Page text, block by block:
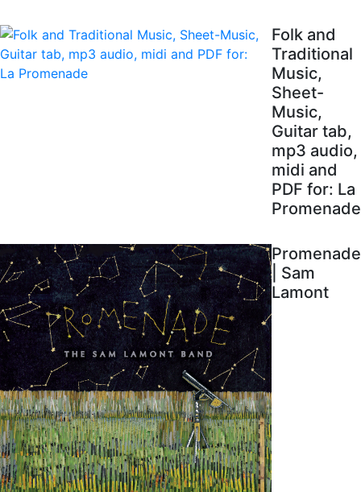
Folk and
Traditional
Music,
Sheet-
Music,
Guitar tab,
mp3 audio,
midi and
PDF for: La
Promenade
Promenade
| Sam
Lamont